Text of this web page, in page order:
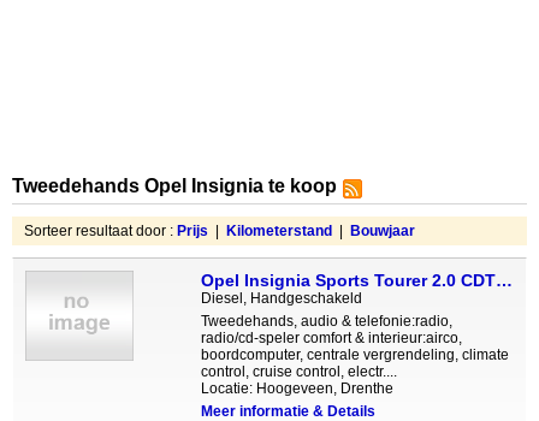
Tweedehands Opel Insignia te koop
Sorteer resultaat door : Prijs Kilometerstand Bouwjaar
Opel Insignia Sports Tourer 2.0 CDTI Cosmo LEER-NAVI-18INCH
Diesel, Handgeschakeld
Tweedehands, audio & telefonie:radio,
radio/cd-speler comfort & interieur:airco,
boordcomputer, centrale vergrendeling, climate
control, cruise control, electr....
Locatie: Hoogeveen, Drenthe
Meer informatie & Details